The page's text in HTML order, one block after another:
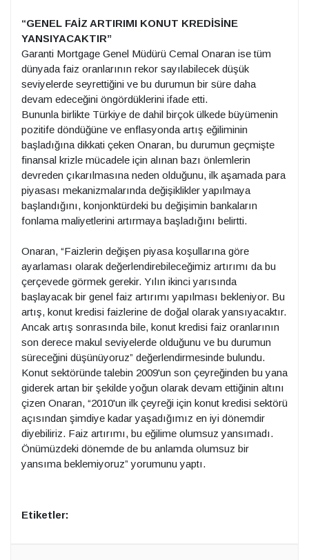
“GENEL FAİZ ARTIRIMI KONUT KREDİSİNE
YANSIYACAKTIR”
Garanti Mortgage Genel Müdürü Cemal Onaran ise tüm
dünyada faiz oranlarının rekor sayılabilecek düşük
seviyelerde seyrettiğini ve bu durumun bir süre daha
devam edeceğini öngördüklerini ifade etti.
Bununla birlikte Türkiye de dahil birçok ülkede büyümenin
pozitife döndüğüne ve enflasyonda artış eğiliminin
başladığına dikkati çeken Onaran, bu durumun geçmişte
finansal krizle mücadele için alınan bazı önlemlerin
devreden çıkarılmasına neden olduğunu, ilk aşamada para
piyasası mekanizmalarında değişiklikler yapılmaya
başlandığını, konjonktürdeki bu değişimin bankaların
fonlama maliyetlerini artırmaya başladığını belirtti.
Onaran, “Faizlerin değişen piyasa koşullarına göre
ayarlaması olarak değerlendirebileceğimiz artırımı da bu
çerçevede görmek gerekir. Yılın ikinci yarısında
başlayacak bir genel faiz artırımı yapılması bekleniyor. Bu
artış, konut kredisi faizlerine de doğal olarak yansıyacaktır.
Ancak artış sonrasında bile, konut kredisi faiz oranlarının
son derece makul seviyelerde olduğunu ve bu durumun
süreceğini düşünüyoruz” değerlendirmesinde bulundu.
Konut sektöründe talebin 2009'un son çeyreğinden bu yana
giderek artan bir şekilde yoğun olarak devam ettiğinin altını
çizen Onaran, “2010'un ilk çeyreği için konut kredisi sektörü
açısından şimdiye kadar yaşadığımız en iyi dönemdir
diyebiliriz. Faiz artırımı, bu eğilime olumsuz yansımadı.
Önümüzdeki dönemde de bu anlamda olumsuz bir
yansıma beklemiyoruz” yorumunu yaptı.
Etiketler: